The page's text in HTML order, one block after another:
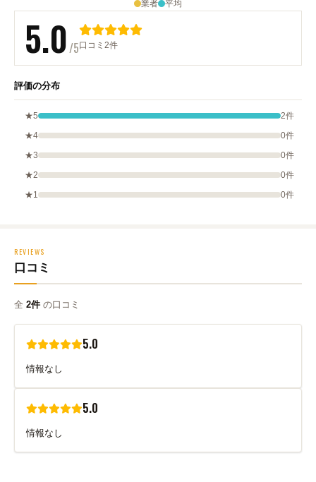
業者 平均
5.0/5口コミ2件
評価の分布
★5
2件
★4
0件
★3
0件
★2
0件
★1
0件
REVIEWS
口コミ
全 2件 の口コミ
5.0
情報なし
5.0
情報なし